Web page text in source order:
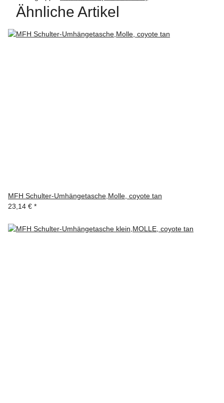
Ähnliche Artikel
MFH Schulter-Umhängetasche,Molle, coyote tan
23,14 € *